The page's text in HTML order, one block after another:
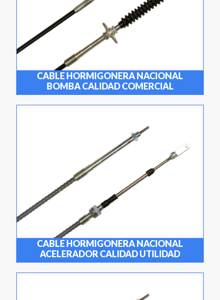
CABLE HORMIGONERA NACIONAL
BOMBA CALIDAD COMERCIAL
CABLE HORMIGONERA NACIONAL
ACELERADOR CALIDAD UTILIDAD